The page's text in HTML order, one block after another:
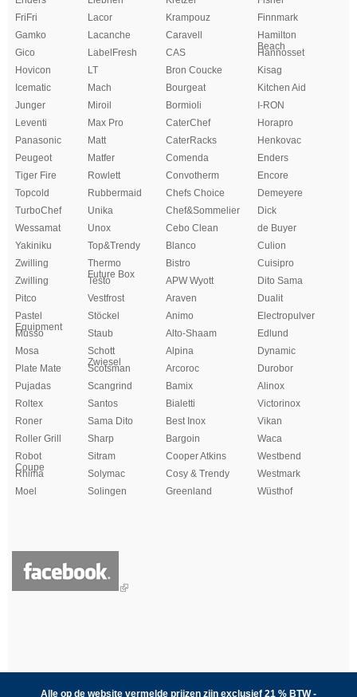
FriFri
Lacor Krampouz
Finnmark
Gamko
Lacanche Caravell
Hamilton
Beach
Gico LabelFresh CAS
Hannosset
Hovicon
LT Bron Coucke
Kisag
Icematic
Mach Bourgeat
Kitchen Aid
Junger
Miroil Bormioli
I-RON
Leventi
Max Pro CaterChef
Horapro
Panasonic
Matt CaterRacks
Henkovac
Peugeot
Matfer Comenda
Enders
Tiger Fire
Rowlett Convotherm
Encore
Topcold
Rubbermaid Chefs Choice
Demeyere
TurboChef
Unika Chef&Sommelier
Dick
Wessamat
Unox Cebo Clean
de Buyer
Yakiniku
Top&Trendy Blanco
Culion
Zwilling
Thermo
Future Box
Bistro
Cuisipro
Zwilling
Testo APW Wyott
Dito Sama
Pitco
Vestfrost Araven
Dualit
Pastel
Equipment
Stöckel Animo
Electropulver
Musso
Staub Alto-Shaam
Edlund
Mosa
Schott
Zwiesel
Alpina
Dynamic
Plate Mate
Scotsman Arcoroc
Durobor
Pujadas
Scangrind Bamix
Alinox
Roltex
Santos Bialetti
Victorinox
Roner
Sama Dito Best Inox
Vikan
Roller Grill
Sharp Bargoin
Waca
Robot
Coupe
Sitram Cooper Atkins
Westbend
Rhima
Solymac Cosy & Trendy
Westmark
Moel
Solingen Greenland Wüsthof
Alle op de website vermelde prijzen zijn exclusief 21 % BTW -